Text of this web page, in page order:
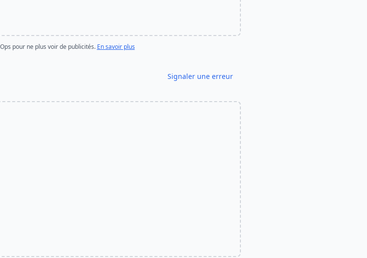
pour ne plus voir de publicités. En savoir plus
Signaler une erreur